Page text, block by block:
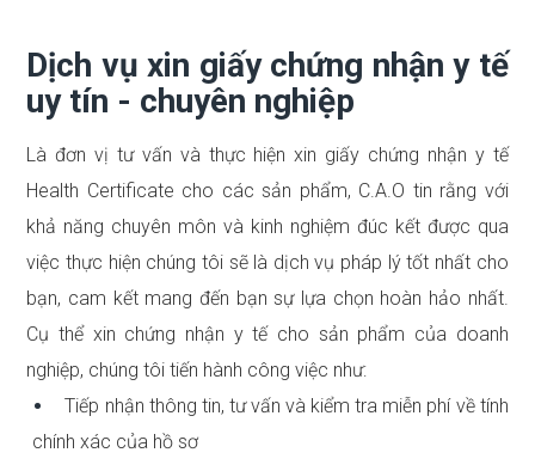
Dịch vụ xin giấy chứng nhận y tế
uy tín - chuyên nghiệp
Là đơn vị tư vấn và thực hiện xin giấy chứng nhận y tế
Health Certificate cho các sản phẩm, C.A.O tin rằng với
khả năng chuyên môn và kinh nghiệm đúc kết được qua
việc thực hiện chúng tôi sẽ là dịch vụ pháp lý tốt nhất cho
bạn, cam kết mang đến bạn sự lựa chọn hoàn hảo nhất.
Cụ thể xin chứng nhận y tế cho sản phẩm của doanh
nghiệp, chúng tôi tiến hành công việc như:
Tiếp nhận thông tin, tư vấn và kiểm tra miễn phí về tính
chính xác của hồ sơ